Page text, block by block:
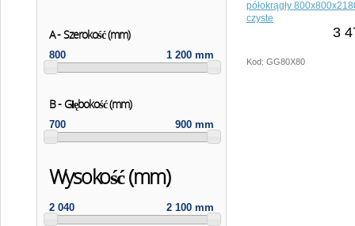
A - Szerokość (mm)
800 1 200 mm
B - Głębokość (mm)
700 900 mm
Wysokość (mm)
2 040 2 100 mm
półokrągły
czyste
3
Kod: GG80X80